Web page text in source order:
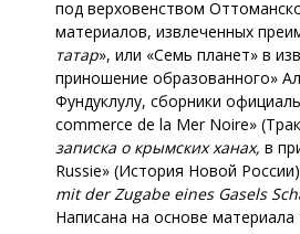
под верховенством
материалов, извлеченных
татар», или «Семь планет» в
приношение образованного»
Фундуклулу, сборники
commerce de la Mer Noire»
записка о крымских ханах, в
Russie» (История Новой
mit der Zugabe eines Gasels
Написана на основе